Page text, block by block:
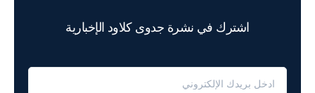
اشترك في نشرة جدوى كلاود الإخبارية